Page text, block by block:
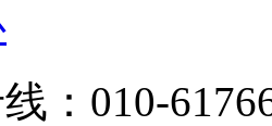
：010-